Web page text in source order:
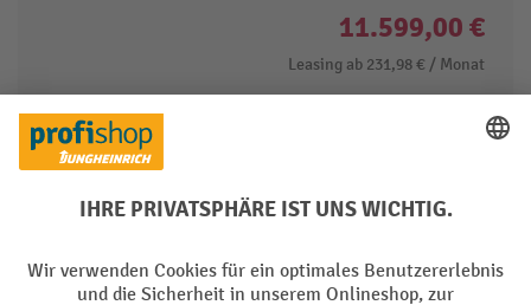
11.599,00 €
Leasing ab 231,98 € / Monat